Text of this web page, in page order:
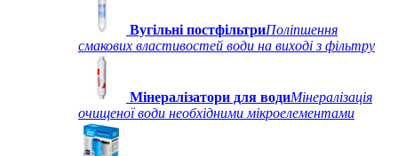
Вугільні постфільтриПоліпшення
смакових властивостей води на виході з фільтру
Мінералізатори для водиМінералізація
очищеної води необхідними мікроелементами